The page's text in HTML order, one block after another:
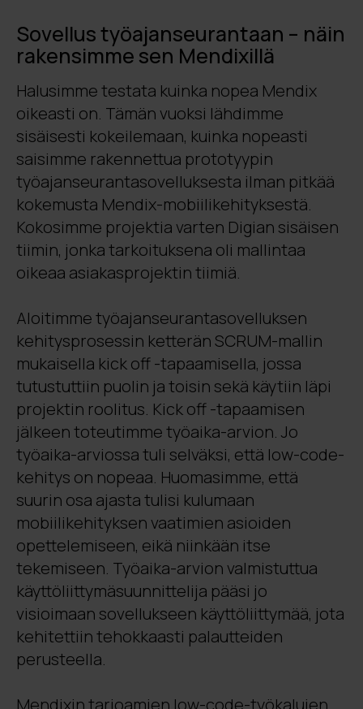
Sovellus työajanseurantaan – näin
rakensimme sen Mendixillä
Halusimme testata kuinka nopea Mendix
oikeasti on. Tämän vuoksi lähdimme
sisäisesti kokeilemaan, kuinka nopeasti
saisimme rakennettua prototyypin
työajanseurantasovelluksesta ilman pitkää
kokemusta Mendix-mobiilikehityksestä.
Kokosimme projektia varten Digian sisäisen
tiimin, jonka tarkoituksena oli mallintaa
oikeaa asiakasprojektin tiimiä.
Aloitimme työajanseurantasovelluksen
kehitysprosessin ketterän SCRUM-mallin
mukaisella kick off -tapaamisella, jossa
tutustuttiin puolin ja toisin sekä käytiin läpi
projektin roolitus. Kick off -tapaamisen
jälkeen toteutimme työaika-arvion. Jo
työaika-arviossa tuli selväksi, että low-code-
kehitys on nopeaa. Huomasimme, että
suurin osa ajasta tulisi kulumaan
mobiilikehityksen vaatimien asioiden
opettelemiseen, eikä niinkään itse
tekemiseen. Työaika-arvion valmistuttua
käyttöliittymäsuunnittelija pääsi jo
visioimaan sovellukseen käyttöliittymää, jota
kehitettiin tehokkaasti palautteiden
perusteella.
Mendixin tarjoamien low-code-työkalujen